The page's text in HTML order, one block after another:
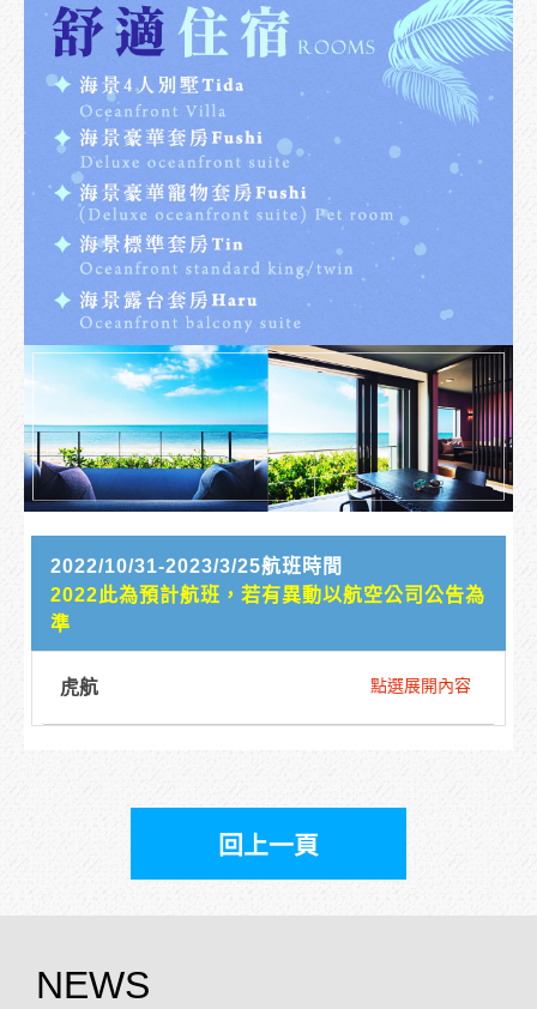
2022/10/31-2023/3/25航班時間
2022此為預計航班，若有異動以航空公司公告為
準
虎航 點選展開內容
回上一頁
NEWS